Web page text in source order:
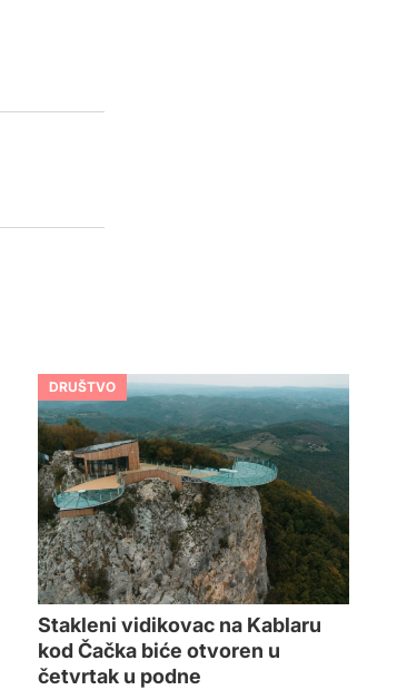
DRUŠTVO
Stakleni vidikovac na Kablaru
kod Čačka biće otvoren u
četvrtak u podne